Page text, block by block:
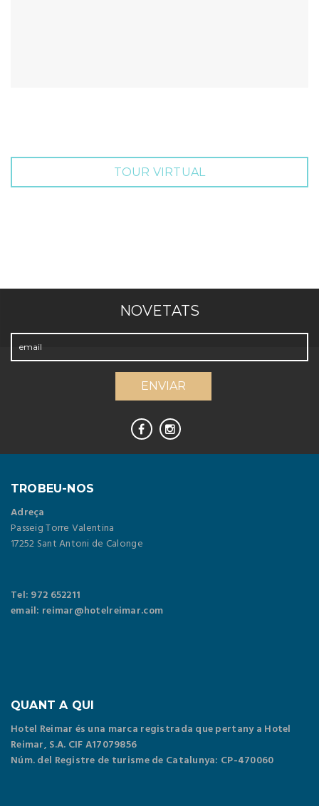
TOUR VIRTUAL
NOVETATS
TROBEU-NOS
Adreça
Passeig Torre Valentina
17252 Sant Antoni de Calonge
Tel: 972 652211
email: reimar@hotelreimar.com
QUANT A QUI
Hotel Reimar és una marca registrada que pertany a Hotel
Reimar, S.A. CIF A17079856
Núm. del Registre de turisme de Catalunya: CP-470060